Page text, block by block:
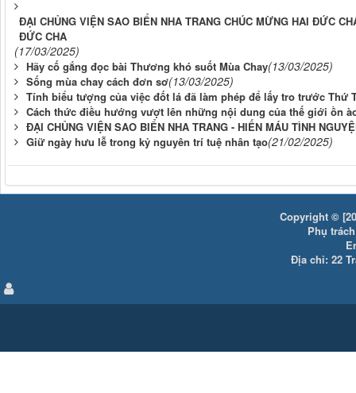
ĐẠI CHỦNG VIỆN SAO BIỂN NHA TRANG CHÚC MỪNG HAI ĐỨC
ĐỨC CHA
(17/03/2025)
Hãy cố gắng đọc bài Thương khó suốt Mùa Chay(13/03/2025)
Sống mùa chay cách đơn sơ(13/03/2025)
Tính biểu tượng của việc đốt lá đã làm phép để lấy tro trước Thứ
Cách thức điều hướng vượt lên những nội dung của thế giới ồn
ĐẠI CHỦNG VIỆN SAO BIỂN NHA TRANG - HIẾN MÁU TÌNH
Giữ ngày hưu lễ trong kỷ nguyên trí tuệ nhân tạo(21/02/2025)
Copyright ©
Phụ
Địa chỉ: 22